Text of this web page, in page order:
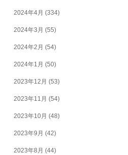
2024年4月 (334)
2024年3月 (55)
2024年2月 (54)
2024年1月 (50)
2023年12月 (53)
2023年11月 (54)
2023年10月 (48)
2023年9月 (42)
2023年8月 (44)